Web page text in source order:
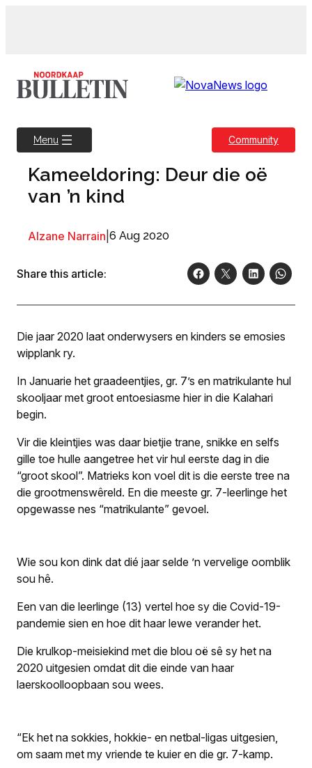
Menu Community
Kameeldoring: Deur die oë
van ’n kind
Alzane Narrain 6 Aug 2020
Share this article:
Die jaar 2020 laat onderwysers en kinders se emosies
wipplank ry.
In Januarie het graadeentjies, gr. 7’s en matrikulante hul
skooljaar met groot entoesiasme hier in die Kalahari
begin.
Vir die kleintjies was daar bietjie trane, snikke en selfs
gille toe hulle aangetree het vir hul eerste dag in die
“groot skool”. Matrieks kon voel dit is die eerste tree na
die grootmenswêreld. En die meeste gr. 7-leerlinge het
opgewasse nes “matrikulante” gevoel.
Wie sou kon dink dat dié jaar selde ’n vervelige oomblik
sou hê.
Een van die leerlinge (13) vertel hoe sy die Covid-19-
pandemie sien en hoe dit haar lewe verander het.
Die krulkop-meisiekind met die blou oë sê sy het na
2020 uitgesien omdat dit die einde van haar
laerskoolloopbaan sou wees.
“Ek het na sokkies, hokkie- en netbal-ligas uitgesien,
om saam met my vriende te kuier en die gr. 7-kamp.